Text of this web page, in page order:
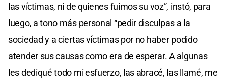
las víctimas, ni de quienes fuimos su voz”, instó, para
luego, a tono más personal “pedir disculpas a la
sociedad y a ciertas víctimas por no haber podido
atender sus causas como era de esperar. A algunas
les dediqué todo mi esfuerzo, las abracé, las llamé, me